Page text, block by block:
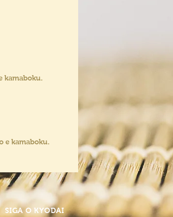
kamaboku.
e kamaboku.
SIGA O KYODAI